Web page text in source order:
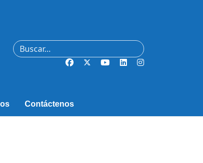
Buscar
Contáctenos